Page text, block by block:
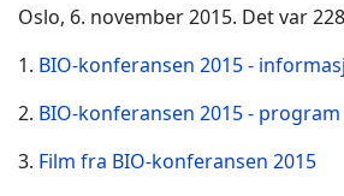
Oslo, 6. november 2015. Det var
1. BIO-konferansen 2015 -
2. BIO-konferansen 2015 - program
3. Film fra BIO-konferansen 2015